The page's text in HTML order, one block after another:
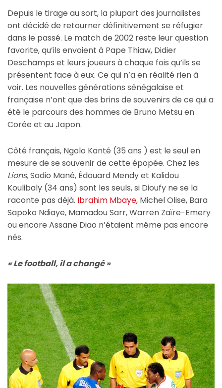
Depuis le tirage au sort, la plupart des journalistes
ont décidé de retourner définitivement se réfugier
dans le passé. Le match de 2002 reste leur question
favorite, qu’ils envoient à Pape Thiaw, Didier
Deschamps et leurs joueurs à chaque fois qu’ils se
présentent face à eux. Ce qui n’a en réalité rien à
voir. Les nouvelles générations sénégalaise et
française n’ont que des brins de souvenirs de ce qui a
été le parcours des hommes de Bruno Metsu en
Corée et au Japon.
Côté français, Ngolo Kanté (35 ans ) est le seul en
mesure de se souvenir de cette épopée. Chez les
Lions,Sadio Mané, Édouard Mendy et Kalidou
Koulibaly (34 ans) sont les seuls, si Dioufy ne se la
raconte pas déjà. Ibrahim Mbaye, Michel Olise, Bara
Sapoko Ndiaye, Mamadou Sarr, Warren Zaïre-Emery
ou encore Assane Diao n’étaient même pas encore
nés.
« Le football, il a changé »